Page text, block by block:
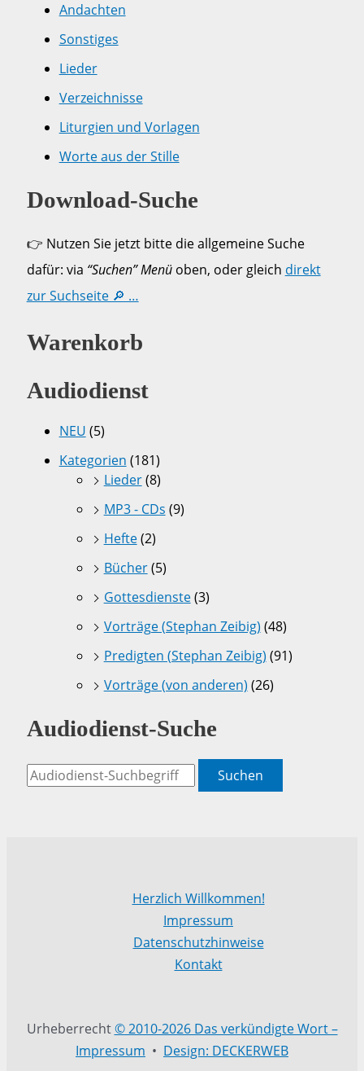
Andachten
Sonstiges
Lieder
Verzeichnisse
Liturgien und Vorlagen
Worte aus der Stille
Download-Suche
👉 Nutzen Sie jetzt bitte die allgemeine Suche
dafür: via “Suchen” Menüoben, oder gleich direkt
zur Suchseite 🔎 …
Warenkorb
Audiodienst
NEU (5)
Kategorien (181)
Lieder(8)
MP3 - CDs (9)
Hefte(2)
Bücher(5)
Gottesdienste(3)
Vorträge (Stephan Zeibig) (48)
Predigten (Stephan Zeibig) (91)
Vorträge (von anderen) (26)
Audiodienst-Suche
Suchen
Herzlich Willkommen!
Impressum
Datenschutzhinweise
Kontakt
Urheberrecht© 2010-2026 Das verkündigte Wort –
Impressum • Design: DECKERWEB